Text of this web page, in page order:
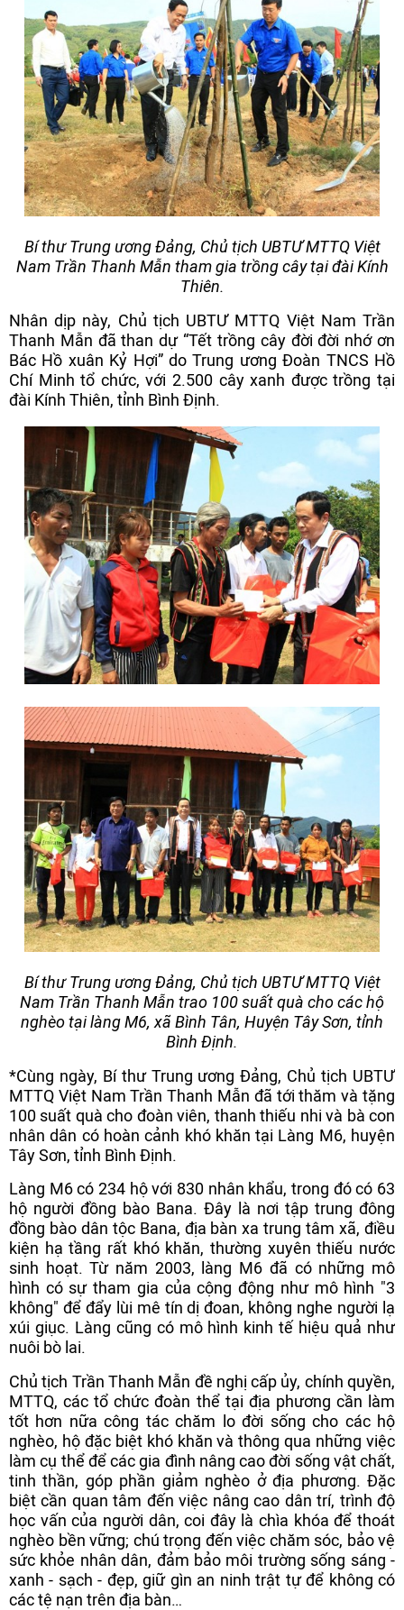
Bí thư Trung ương Đảng, Chủ tịch UBTƯ MTTQ Việt
Nam Trần Thanh Mẫn tham gia trồng cây tại đài Kính
Thiên.
Nhân dịp này, Chủ tịch UBTƯ MTTQ Việt Nam Trần
Thanh Mẫn đã than dự “Tết trồng cây đời đời nhớ ơn
Bác Hồ xuân Kỷ Hợi” do Trung ương Đoàn TNCS Hồ
Chí Minh tổ chức, với 2.500 cây xanh được trồng tại
đài Kính Thiên, tỉnh Bình Định.
Bí thư Trung ương Đảng, Chủ tịch UBTƯ MTTQ Việt
Nam Trần Thanh Mẫn trao 100 suất quà cho các hộ
nghèo tại làng M6, xã Bình Tân, Huyện Tây Sơn, tỉnh
Bình Định.
*Cùng ngày, Bí thư Trung ương Đảng, Chủ tịch UBTƯ
MTTQ Việt Nam Trần Thanh Mẫn đã tới thăm và tặng
100 suất quà cho đoàn viên, thanh thiếu nhi và bà con
nhân dân có hoàn cảnh khó khăn tại Làng M6, huyện
Tây Sơn, tỉnh Bình Định.
Làng M6 có 234 hộ với 830 nhân khẩu, trong đó có 63
hộ người đồng bào Bana. Đây là nơi tập trung đông
đồng bào dân tộc Bana, địa bàn xa trung tâm xã, điều
kiện hạ tầng rất khó khăn, thường xuyên thiếu nước
sinh hoạt. Từ năm 2003, làng M6 đã có những mô
hình có sự tham gia của cộng động như mô hình "3
không" để đẩy lùi mê tín dị đoan, không nghe người lạ
xúi giục. Làng cũng có mô hình kinh tế hiệu quả như
nuôi bò lai.
Chủ tịch Trần Thanh Mẫn đề nghị cấp ủy, chính quyền,
MTTQ, các tổ chức đoàn thể tại địa phương cần làm
tốt hơn nữa công tác chăm lo đời sống cho các hộ
nghèo, hộ đặc biệt khó khăn và thông qua những việc
làm cụ thể để các gia đình nâng cao đời sống vật chất,
tinh thần, góp phần giảm nghèo ở địa phương. Đặc
biệt cần quan tâm đến việc nâng cao dân trí, trình độ
học vấn của người dân, coi đây là chìa khóa để thoát
nghèo bền vững; chú trọng đến việc chăm sóc, bảo vệ
sức khỏe nhân dân, đảm bảo môi trường sống sáng -
xanh - sạch - đẹp, giữ gìn an ninh trật tự để không có
các tệ nạn trên địa bàn…